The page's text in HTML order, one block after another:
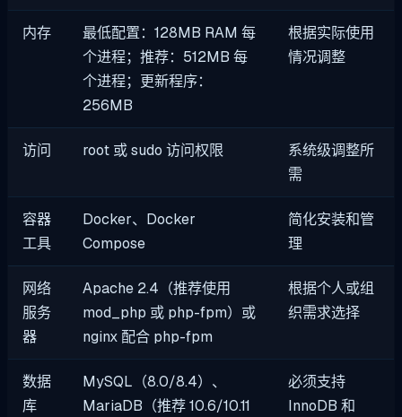
内存
最低配置：128MB RAM 每
个进程；推荐：512MB 每
个进程；更新程序：
256MB
根据实际使用
情况调整
访问 root 或 sudo 访问权限
系统级调整所
需
容器
工具
Docker、Docker
Compose
简化安装和管
理
网络
服务
器
Apache 2.4（推荐使用
mod_php 或 php-fpm）或
nginx 配合 php-fpm
根据个人或组
织需求选择
数据
库
MySQL（8.0/8.4）、
MariaDB（推荐 10.6/10.11
必须支持
InnoDB 和